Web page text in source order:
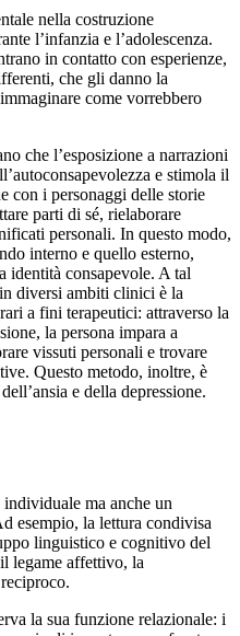
nella costruzione
l’infanzia e l’adolescenza.
in contatto con esperienze,
che gli danno la
come vorrebbero
che l’esposizione a narrazioni
e stimola il
con i personaggi delle storie
parti di sé, rielaborare
personali. In questo modo,
interno e quello esterno,
identità consapevole. A tal
diversi ambiti clinici è la
a fini terapeutici: attraverso la
la persona impara a
vissuti personali e trovare
Questo metodo, inoltre, è
e della depressione.
individuale ma anche un
esempio, la lettura condivisa
linguistico e cognitivo del
legame affettivo, la
la sua funzione relazionale: i